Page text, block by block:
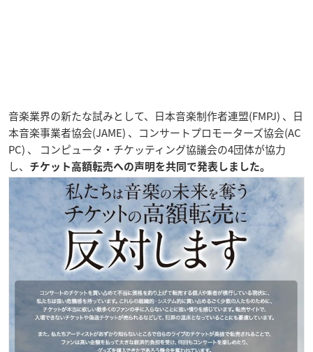
音楽業界の新たな試みとして、日本音楽制作者連盟(FMPJ) 、日
本音楽事業者協会(JAME) 、コンサートプロモーターズ協会(AC
PC) 、 コンピュータ・チケッティング協議会の4団体が協力
し、
チケット高額転売への声明を共同で発表しました。